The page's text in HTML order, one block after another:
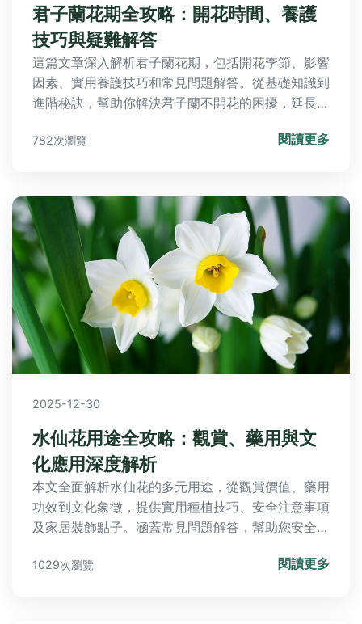
君子蘭花期全攻略：開花時間、養護
技巧與疑難解答
這篇文章深入解析君子蘭花期，包括開花季節、影響
因素、實用養護技巧和常見問題解答。從基礎知識到
進階秘訣，幫助你解決君子蘭不開花的困擾，延長花
分享，適合所有園藝愛好者。
782次瀏覽 閱讀更多
2025-12-30
水仙花用途全攻略：觀賞、藥用與文
化應用深度解析
本文全面解析水仙花的多元用途，從觀賞價值、藥用
功效到文化象徵，提供實用種植技巧、安全注意事項
及家居裝飾點子。涵蓋常見問題解答，幫助您安全有
探索水仙花用途的奧秘，避免常見錯誤，提升生活品
1029次瀏覽 閱讀更多